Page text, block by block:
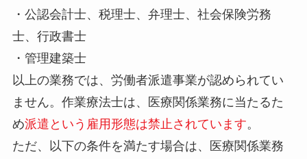
・公認会計士、税理士、弁理士、社会保険労務
士、行政書士
・管理建築士
以上の業務では、労働者派遣事業が認められてい
ません。作業療法士は、医療関係業務に当たるた
め派遣という雇用形態は禁止されています。
ただ、以下の条件を満たす場合は、医療関係業務